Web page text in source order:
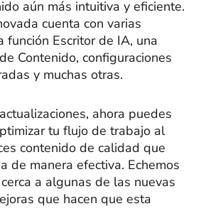
aún más intuitiva y eficiente.
cuenta con varias
función Escritor de IA, una
Contenido, configuraciones
y muchas otras.
ahora puedes
tu flujo de trabajo al
contenido de calidad que
de manera efectiva. Echemos
a algunas de las nuevas
que hacen que esta